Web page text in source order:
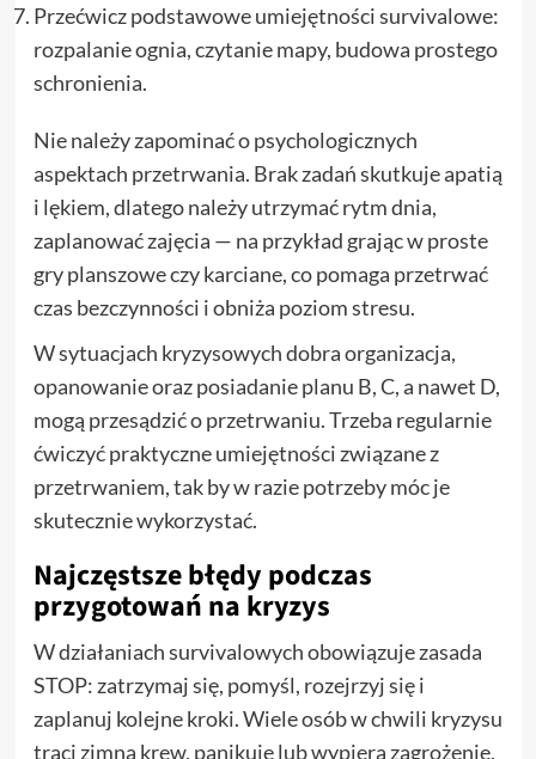
Przećwicz podstawowe umiejętności survivalowe:
rozpalanie ognia, czytanie mapy, budowa prostego
schronienia.
Nie należy zapominać o psychologicznych
aspektach przetrwania. Brak zadań skutkuje apatią
i lękiem, dlatego należy utrzymać rytm dnia,
zaplanować zajęcia — na przykład grając w proste
gry planszowe czy karciane, co pomaga przetrwać
czas bezczynności i obniża poziom stresu.
W sytuacjach kryzysowych dobra organizacja,
opanowanie oraz posiadanie planu B, C, a nawet D,
mogą przesądzić o przetrwaniu. Trzeba regularnie
ćwiczyć praktyczne umiejętności związane z
przetrwaniem, tak by w razie potrzeby móc je
skutecznie wykorzystać.
Najczęstsze błędy podczas
przygotowań na kryzys
W działaniach survivalowych obowiązuje zasada
STOP: zatrzymaj się, pomyśl, rozejrzyj się i
zaplanuj kolejne kroki. Wiele osób w chwili kryzysu
traci zimną krew, panikuje lub wypiera zagrożenie,